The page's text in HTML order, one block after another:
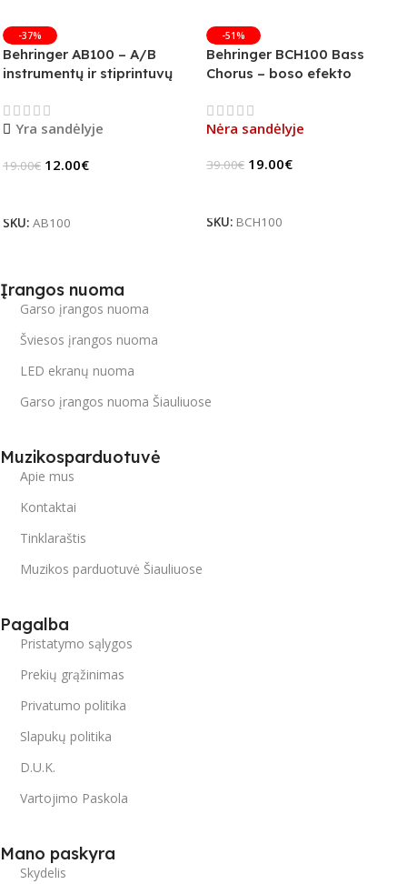
-37%
Behringer AB100 – A/B
instrumentų ir stiprintuvų
Yra sandėlyje
19.00€ 12.00€
SKU: AB100
-51%
Behringer BCH100 Bass
Chorus – boso efekto
Nėra sandėlyje
39.00€ 19.00€
SKU: BCH100
Įrangos nuoma
Garso įrangos nuoma
Šviesos įrangos nuoma
LED ekranų nuoma
Garso įrangos nuoma Šiauliuose
Muzikosparduotuvė
Apie mus
Kontaktai
Tinklaraštis
Muzikos parduotuvė Šiauliuose
Pagalba
Pristatymo sąlygos
Prekių grąžinimas
Privatumo politika
Slapukų politika
D.U.K.
Vartojimo Paskola
Mano paskyra
Skydelis